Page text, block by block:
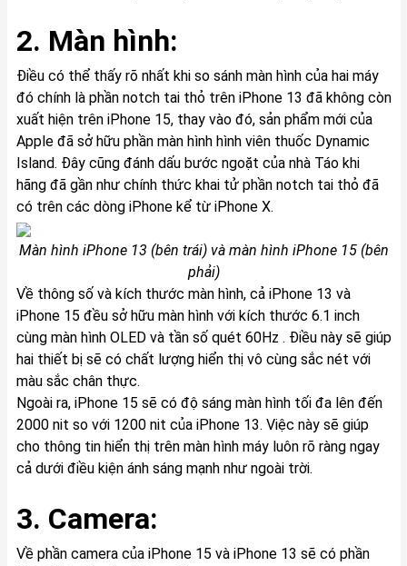
2. Màn hình:
Điều có thể thấy rõ nhất khi so sánh màn hình của hai máy
đó chính là phần notch tai thỏ trên iPhone 13 đã không còn
xuất hiện trên iPhone 15, thay vào đó, sản phẩm mới của
Apple đã sở hữu phần màn hình hình viên thuốc Dynamic
Island. Đây cũng đánh dấu bước ngoặt của nhà Táo khi
hãng đã gần như chính thức khai tử phần notch tai thỏ đã
có trên các dòng iPhone kể từ iPhone X.
Màn hình iPhone 13 (bên trái) và màn hình iPhone 15 (bên
phải)
Về thông số và kích thước màn hình, cả iPhone 13 và
iPhone 15 đều sở hữu màn hình với kích thước 6.1 inch
cùng màn hình OLED và tần số quét 60Hz . Điều này sẽ giúp
hai thiết bị sẽ có chất lượng hiển thị vô cùng sắc nét với
màu sắc chân thực.
Ngoài ra, iPhone 15 sẽ có độ sáng màn hình tối đa lên đến
2000 nit so với 1200 nit của iPhone 13. Việc này sẽ giúp
cho thông tin hiển thị trên màn hình máy luôn rõ ràng ngay
cả dưới điều kiện ánh sáng mạnh như ngoài trời.
3. Camera:
Về phần camera của iPhone 15 và iPhone 13 sẽ có phần